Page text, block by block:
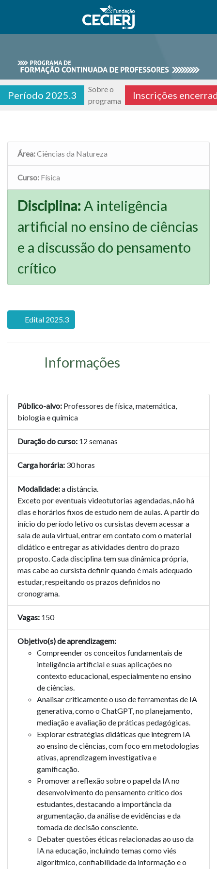
Período 2025.3
Sobre o
programa
Inscrições
Área:Ciências da Natureza
Curso: Física
Disciplina:A inteligência
artificial no ensino de ciências
e a discussão do pensamento
crítico
Edital 2025.3
Informações
Público-alvo: Professores de física, matemática,
biologia e química
Duração do curso: 12 semanas
Carga horária: 30 horas
Modalidade:a distância.
Exceto por eventuais videotutorias agendadas, não há
dias e horários fixos de estudo nem de aulas. A partir do
início do período letivo os cursistas devem acessar a
sala de aula virtual, entrar em contato com o material
didático e entregar as atividades dentro do prazo
proposto. Cada disciplina tem sua dinâmica própria,
mas cabe ao cursista definir quando é mais adequado
estudar, respeitando os prazos definidos no
cronograma.
Vagas: 150
Objetivo(s) de aprendizagem:
Compreender os conceitos fundamentais de
inteligência artificial e suas aplicações no
contexto educacional, especialmente no ensino
de ciências.
Analisar criticamente o uso de ferramentas de IA
generativa, como o ChatGPT, no planejamento,
mediação e avaliação de práticas pedagógicas.
Explorar estratégias didáticas que integrem IA
ao ensino de ciências, com foco em metodologias
ativas, aprendizagem investigativa e
gamificação.
Promover a reflexão sobre o papel da IA no
desenvolvimento do pensamento crítico dos
estudantes, destacando a importância da
argumentação, da análise de evidências e da
tomada de decisão consciente.
Debater questões éticas relacionadas ao uso da
IA na educação, incluindo temas como viés
algorítmico, confiabilidade da informação e o